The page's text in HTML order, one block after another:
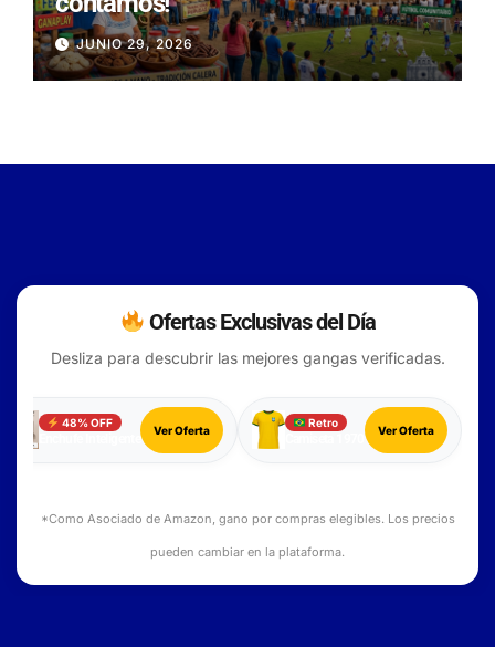
JUNIO 29, 2026
Ofertas Exclusivas del Día
Desliza para descubrir las mejores gangas verificadas.
48% OFF
Enchufe Inteligente
Ver Oferta
Retro
Ver Oferta
*Como Asociado de Amazon, gano por compras elegibles. Los precios
pueden cambiar en la plataforma.